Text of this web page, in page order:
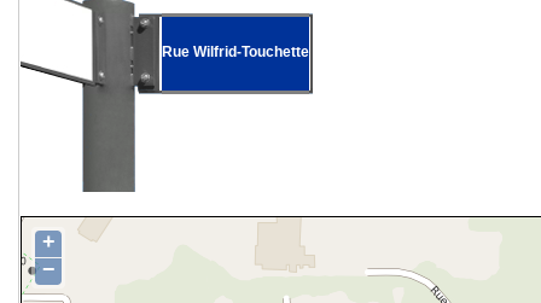
Rue Wilfrid-Touchette
+
−